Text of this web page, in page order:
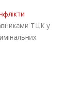
ТЦК у